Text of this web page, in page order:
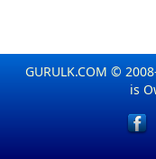
GURULK.COM ©
is